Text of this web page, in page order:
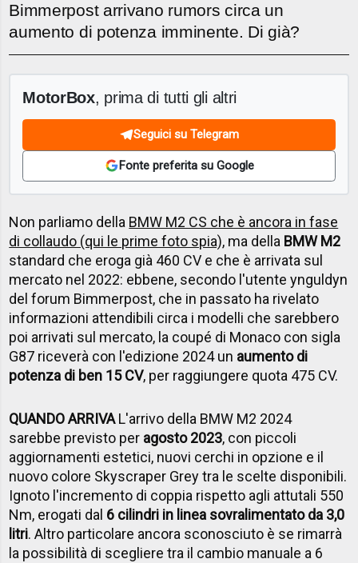
Bimmerpost arrivano rumors circa un
aumento di potenza imminente. Di già?
MotorBox, prima di tutti gli altri
Seguici su Telegram
Fonte preferita su Google
Non parliamo della BMW M2 CS che è ancora in fase
di collaudo (qui le prime foto spia), ma della BMW M2
standard che eroga già 460 CV e che è arrivata sul
mercato nel 2022: ebbene, secondo l'utente ynguldyn
del forum Bimmerpost, che in passato ha rivelato
informazioni attendibili circa i modelli che sarebbero
poi arrivati sul mercato, la coupé di Monaco con sigla
G87 riceverà con l'edizione 2024 un aumento di
potenza di ben 15 CV, per raggiungere quota 475 CV.
QUANDO ARRIVAL'arrivo della BMW M2 2024
sarebbe previsto per agosto 2023, con piccoli
aggiornamenti estetici, nuovi cerchi in opzione e il
nuovo colore Skyscraper Grey tra le scelte disponibili.
Ignoto l'incremento di coppia rispetto agli attutali 550
Nm, erogati dal 6 cilindri in linea sovralimentato da 3,0
litri. Altro particolare ancora sconosciuto è se rimarrà
la possibilità di scegliere tra il cambio manuale a 6